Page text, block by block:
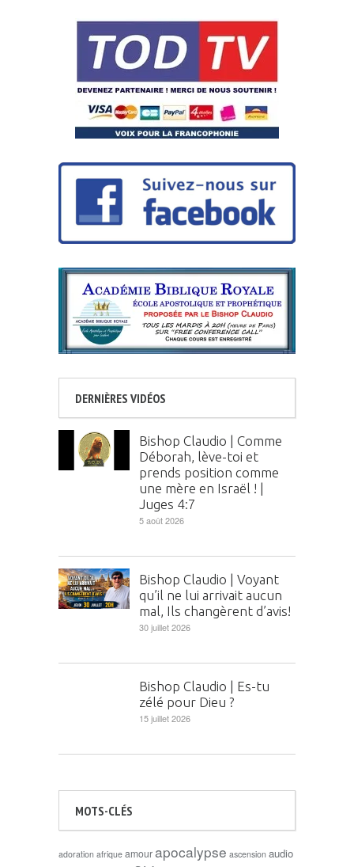
DERNIÈRES VIDÉOS
Bishop Claudio | Comme
Déborah, lève-toi et
prends position comme
une mère en Israël ! |
Juges 4:7
5 août 2026
Bishop Claudio | Voyant
qu’il ne lui arrivait aucun
mal, Ils changèrent d’avis!
30 juillet 2026
Bishop Claudio | Es-tu
zélé pour Dieu ?
15 juillet 2026
MOTS-CLÉS
adoration afrique amourapocalypse ascension audio